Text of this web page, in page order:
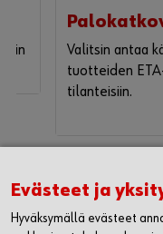
Evästeet ja
Hyväksymällä evästeet